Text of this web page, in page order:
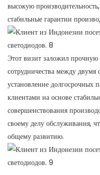
высокую
стабильные гарантии
Этот визит заложил прочную
сотрудничества между
установление
клиентами на основе
совершенствования
своему делу обслуживания,
общему развитию.